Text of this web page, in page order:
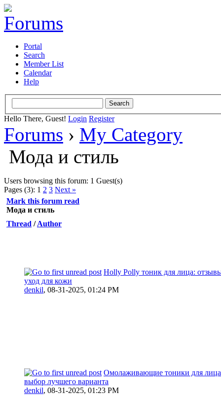
Portal
Search
Member List
Calendar
Help
Hello There, Guest! Login Register
Forums › My Category
Мода и стиль
Users browsing this forum: 1 Guest(s)
Pages (3): 1 2 3 Next »
Mark this forum read
Мода и стиль
Thread /Author
Holly Polly тоник для лица:
уход для кожи
denkil, 08-31-2025, 01:24 PM
Омолаживающие тоники для
выбор лучшего варианта
denkil, 08-31-2025, 01:23 PM